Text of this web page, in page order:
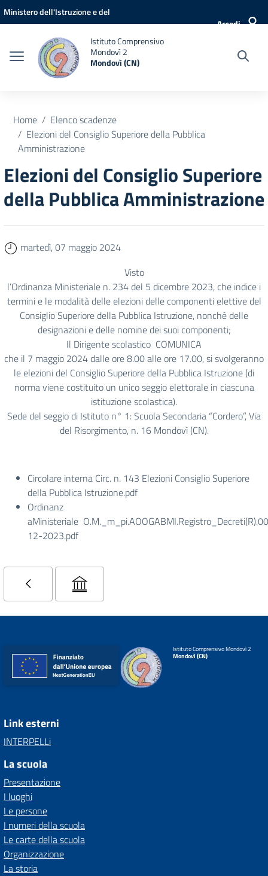
Vai ai contenuti
Vai al menu di navigazione
Vai al footer
Ministero dell'Istruzione e del
Accedi
Istituto Comprensivo
Mondovì 2
Mondovì (CN)
Home
Elenco scadenze
Elezioni del Consiglio Superiore della Pubblica
Amministrazione
Elezioni del Consiglio Superiore
della Pubblica Amministrazione
martedì, 07 maggio 2024
Visto
l’Ordinanza Ministeriale n. 234 del 5 dicembre 2023, che indice i
termini e le modalità delle elezioni delle componenti elettive del
Consiglio Superiore della Pubblica Istruzione, nonché delle
designazioni e delle nomine dei suoi componenti;
Il Dirigente scolastico COMUNICA
che il 7 maggio 2024 dalle ore 8.00 alle ore 17.00, si svolgeranno
le elezioni del Consiglio Superiore della Pubblica Istruzione (di
norma viene costituito un unico seggio elettorale in ciascuna
istituzione scolastica).
Sede del seggio di Istituto n° 1: Scuola Secondaria “Cordero”, Via
del Risorgimento, n. 16 Mondovì (CN).
Circolare interna Circ. n. 143 Elezioni Consiglio Superiore
della Pubblica Istruzione.pdf
Ordinanz
aMinisteriale
12-2023.pdf
Istituto Comprensivo Mondovì 2
Mondovì (CN)
Link esterni
INTERPELLi
La scuola
Presentazione
I luoghi
Le persone
I numeri della scuola
Le carte della scuola
Organizzazione
La storia